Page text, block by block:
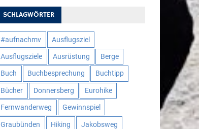
SCHLAGWÖRTER
#aufnachmv Ausflugsziel
Ausflugsziele Ausrüstung Berge
Buch Buchbesprechung Buchtipp
Bücher Donnersberg Eurohike
Fernwanderweg Gewinnspiel
Graubünden Hiking Jakobsweg